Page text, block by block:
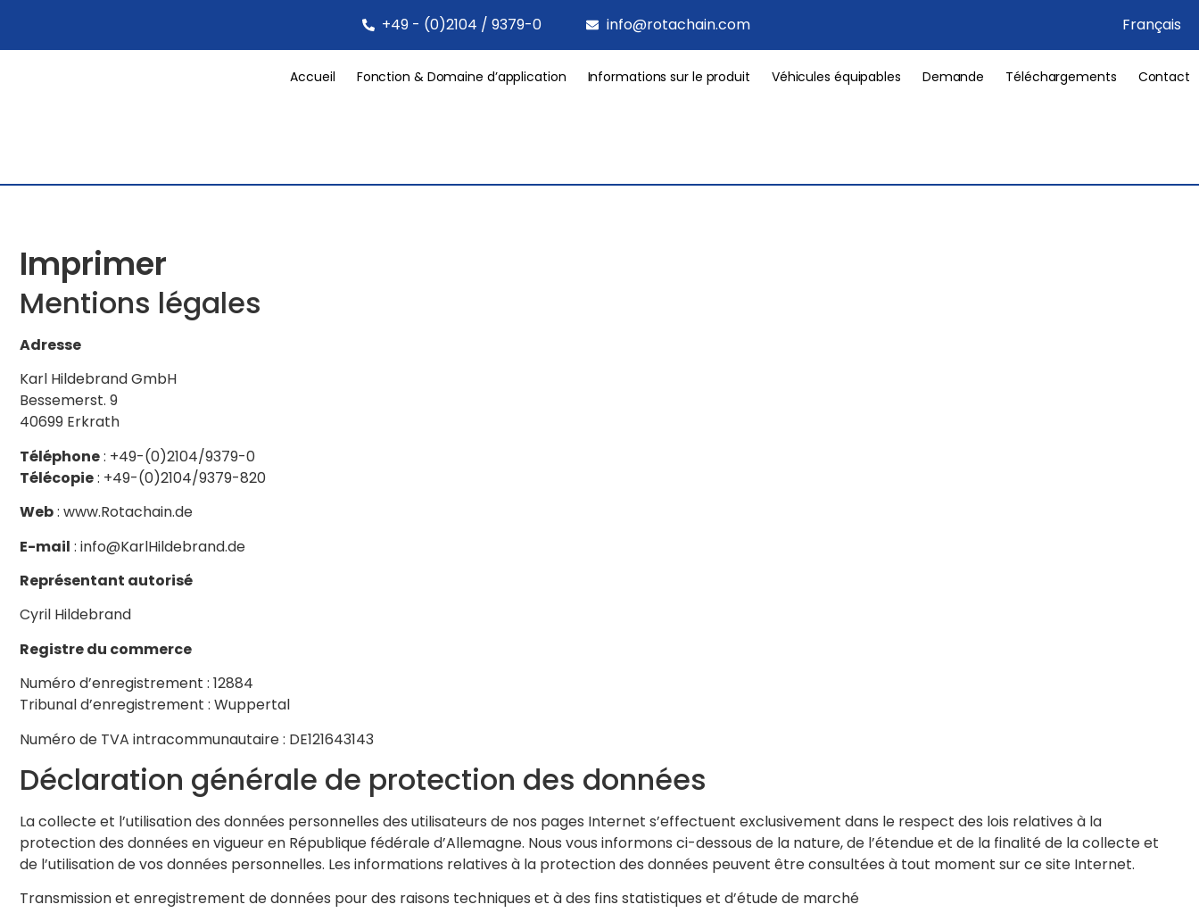
Français
+49 - (0)2104 / 9379-0 info@rotachain.com
Accueil Fonction & Domaine d’application Informations sur le produit Véhicules équipables Demande Téléchargements Contact
Imprimer
Mentions légales
Adresse
Karl Hildebrand GmbH
Bessemerst. 9
40699 Erkrath
Téléphone: +49-(0)2104/9379-0
Télécopie: +49-(0)2104/9379-820
Web: www.Rotachain.de
E-mail : info@KarlHildebrand.de
Représentant autorisé
Cyril Hildebrand
Registre du commerce
Numéro d’enregistrement : 12884
Tribunal d’enregistrement : Wuppertal
Numéro de TVA intracommunautaire : DE121643143
Déclaration générale de protection des données
La collecte et l’utilisation des données personnelles des utilisateurs de nos pages Internet s’effectuent exclusivement dans le respect des lois relatives à la
protection des données en vigueur en République fédérale d’Allemagne. Nous vous informons ci-dessous de la nature, de l’étendue et de la finalité de la collecte et
de l’utilisation de vos données personnelles. Les informations relatives à la protection des données peuvent être consultées à tout moment sur ce site Internet.
Transmission et enregistrement de données pour des raisons techniques et à des fins statistiques et d’étude de marché